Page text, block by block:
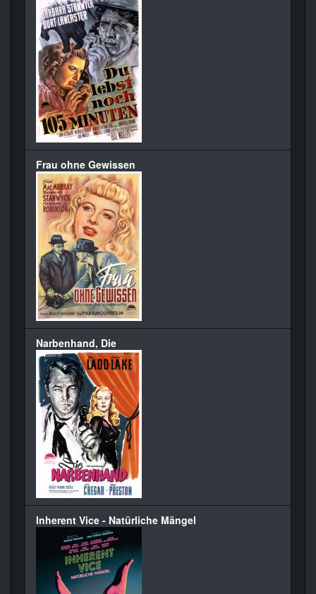
Frau ohne Gewissen
Narbenhand, Die
Inherent Vice - Natürliche Mängel